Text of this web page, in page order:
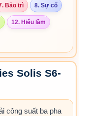
Bảo trì 8. Sự cố
12. Hiểu lầm
Solis S6-
công suất ba pha